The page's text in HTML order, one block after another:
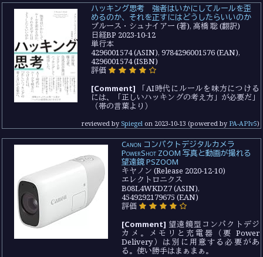
ハッキング思考 強者はいかにしてルールを歪
めるのか、それを正すにはどうしたらいいのか
ブルース・シュナイアー (著), 高橋 聡 (翻訳)
日経BP 2023-10-12
単行本
4296001574 (ASIN), 9784296001576 (EAN),
4296001574 (ISBN)
評価
[Comment] 「AI時代にルールを味方につける
には、「正しいハッキングの考え方」が必要だ」
（帯の言葉より）
reviewed by Spiegelon 2023-10-13 (powered by PA-APIv5)
Canon コンパクトデジタルカメラ
PowerShot ZOOM 写真と動画が撮れる
望遠鏡 PSZOOM
キヤノン (Release 2020-12-10)
エレクトロニクス
B08L4WKDZ7 (ASIN),
4549292179675 (EAN)
評価
[Comment] 望遠鏡型コンパクトデジ
カメ。メモリと充電器（要 Power
Delivery）は別に用意する必要があ
る。使い勝手はまぁまぁ。